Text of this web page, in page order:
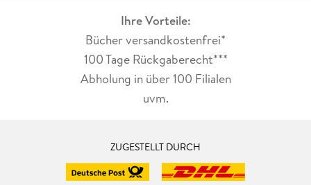
Ihre Vorteile:
Bücher versandkostenfrei*
100 Tage Rückgaberecht***
Abholung in über 100 Filialen
uvm.
ZUGESTELLT DURCH